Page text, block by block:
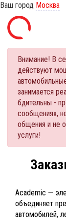
Ваш город Москва
Внимание! В
действуют
занимается
бдительны -
сообщениях,
общения и не
услуги!
Academic —
объединяет
автомобилей,